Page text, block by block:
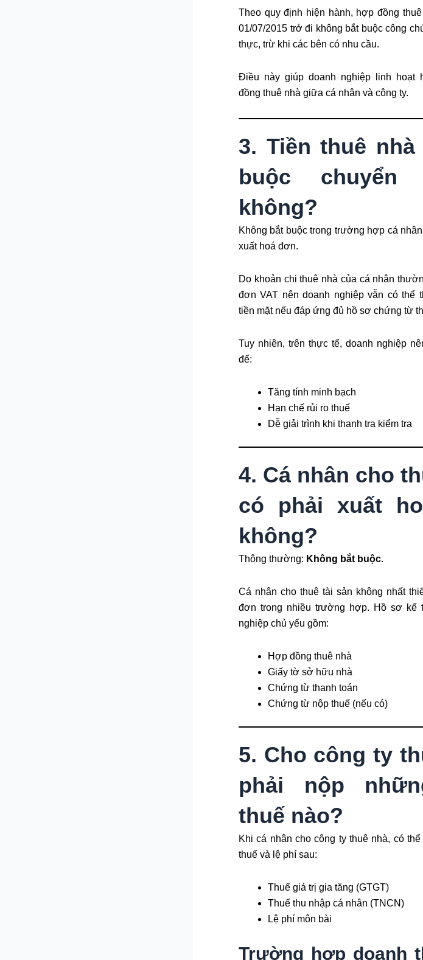
Theo quy định hiện hành, hợp đồng
01/07/2015 trở đi không bắt buộc công
thực, trừ khi các bên có nhu cầu.
Điều này giúp doanh nghiệp linh hoạt
đồng thuê nhà giữa cá nhân và công ty.
3. Tiền thuê
buộc chuyển
không?
Không bắt buộc trong trường hợp cá
xuất hoá đơn.
Do khoản chi thuê nhà của cá nhân
đơn VAT nên doanh nghiệp vẫn có thể
tiền mặt nếu đáp ứng đủ hồ sơ chứng từ
Tuy nhiên, trên thực tế, doanh nghiệp
để:
Tăng tính minh bạch
Hạn chế rủi ro thuế
Dễ giải trình khi thanh tra kiểm tra
4. Cá nhân cho
có phải xuất
không?
Thông thường: Không bắt buộc.
Cá nhân cho thuê tài sản không nhất
đơn trong nhiều trường hợp. Hồ sơ kế
nghiệp chủ yếu gồm:
Hợp đồng thuê nhà
Giấy tờ sở hữu nhà
Chứng từ thanh toán
Chứng từ nộp thuế (nếu có)
5. Cho công ty
phải nộp
thuế nào?
Khi cá nhân cho công ty thuê nhà, có
thuế và lệ phí sau:
Thuế giá trị gia tăng (GTGT)
Thuế thu nhập cá nhân (TNCN)
Lệ phí môn bài
Trường hợp doanh